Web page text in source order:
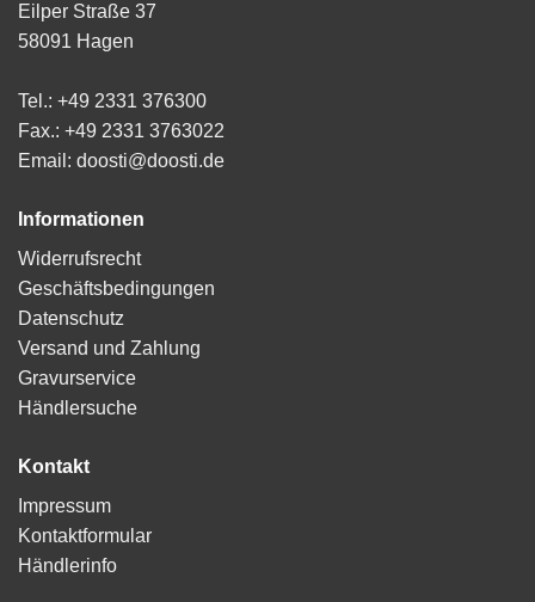
Eilper Straße 37
58091 Hagen
Tel.: +49 2331 376300
Fax.: +49 2331 3763022
Email: doosti@doosti.de
Informationen
Widerrufsrecht
Geschäftsbedingungen
Datenschutz
Versand und Zahlung
Gravurservice
Händlersuche
Kontakt
Impressum
Kontaktformular
Händlerinfo